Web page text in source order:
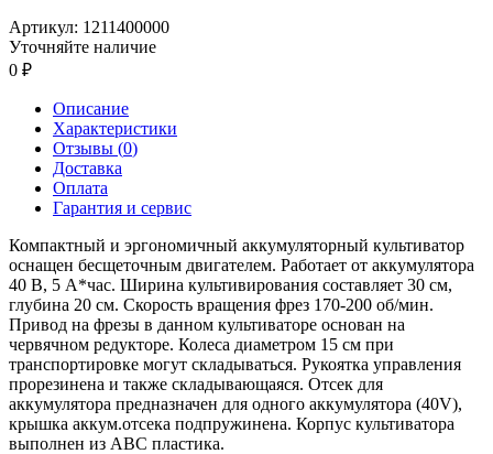
Артикул: 1211400000
Уточняйте наличие
0
Описание
Характеристики
Отзывы (0)
Доставка
Оплата
Гарантия и сервис
Компактный и эргономичный аккумуляторный культиватор
оснащен бесщеточным двигателем. Работает от аккумулятора
40 В, 5 А*час. Ширина культивирования составляет 30 см,
глубина 20 см. Скорость вращения фрез 170-200 об/мин.
Привод на фрезы в данном культиваторе основан на
червячном редукторе. Колеса диаметром 15 см при
транспортировке могут складываться. Рукоятка управления
прорезинена и также складывающаяся. Отсек для
аккумулятора предназначен для одного аккумулятора (40V),
крышка аккум.отсека подпружинена. Корпус культиватора
выполнен из АВС пластика.